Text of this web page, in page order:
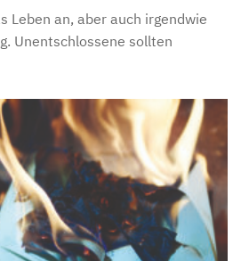
Leben an, aber auch irgendwie
Unentschlossene sollten